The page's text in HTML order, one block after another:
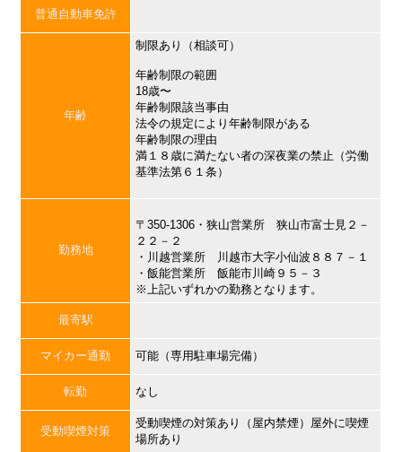
普通自動車免許
年齢
制限あり（相談可）
年齢制限の範囲
18歳〜
年齢制限該当事由
法令の規定により年齢制限がある
年齢制限の理由
満１８歳に満たない者の深夜業の禁止（労働
基準法第６１条）
勤務地
〒350-1306・狭山営業所 狭山市富士見２－
２２－２
・川越営業所 川越市大字小仙波８８７－１
・飯能営業所 飯能市川崎９５－３
※上記いずれかの勤務となります。
最寄駅
マイカー通勤 可能（専用駐車場完備）
転勤 なし
受動喫煙対策
受動喫煙の対策あり（屋内禁煙）屋外に喫煙
場所あり